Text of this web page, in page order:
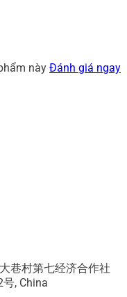
này Đánh giá ngay
巷村第七经济合作社
, China